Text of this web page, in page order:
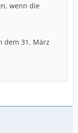
wenn die
dem 31. März